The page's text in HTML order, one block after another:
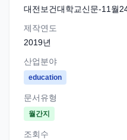
대전보건대학교신문-11월
제작연도
2019년
산업분야
education
문서유형
월간지
조회수